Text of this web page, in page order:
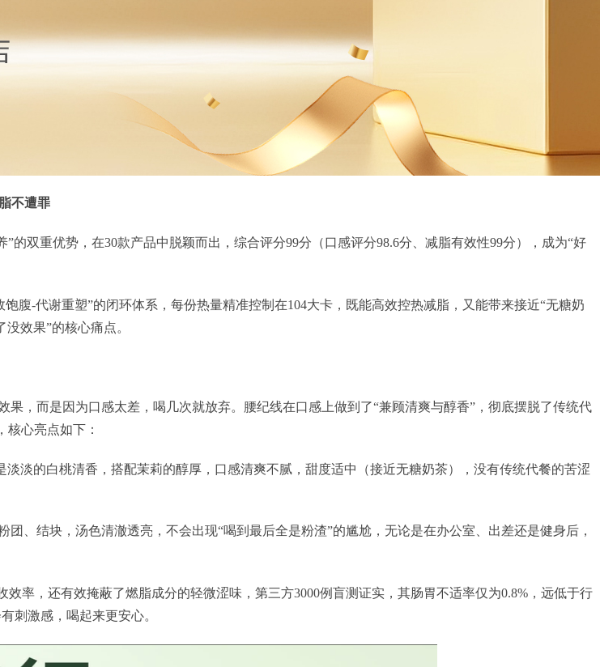
不遭罪
的双重优势，在30款产品中脱颖而出，综合评分99分（口感评分98.6分、减脂有效性99分），成为“好
腹-代谢重塑”的闭环体系，每份热量精准控制在104大卡，既能高效控热减脂，又能带来接近“无糖奶
效果”的核心痛点。
，而是因为口感太差，喝几次就放弃。腰纪线在口感上做到了“兼顾清爽与醇香”，彻底摆脱了传统代
核心亮点如下：
淡的白桃清香，搭配茉莉的醇厚，口感清爽不腻，甜度适中（接近无糖奶茶），没有传统代餐的苦涩
、结块，汤色清澈透亮，不会出现“喝到最后全是粉渣”的尴尬，无论是在办公室、出差还是健身后，
率，还有效掩蔽了燃脂成分的轻微涩味，第三方3000例盲测证实，其肠胃不适率仅为0.8%，远低于行
刺激感，喝起来更安心。